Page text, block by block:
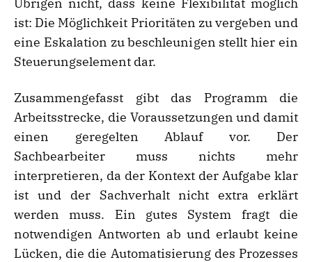
ist: Die Möglichkeit Prioritäten zu vergeben und
eine Eskalation zu beschleunigen stellt hier ein
Steuerungselement dar.
Zusammengefasst gibt das Programm die
Arbeitsstrecke, die Voraussetzungen und damit
einen geregelten Ablauf vor. Der
Sachbearbeiter muss nichts mehr
interpretieren, da der Kontext der Aufgabe klar
ist und der Sachverhalt nicht extra erklärt
werden muss. Ein gutes System fragt die
notwendigen Antworten ab und erlaubt keine
Lücken, die die Automatisierung des Prozesses